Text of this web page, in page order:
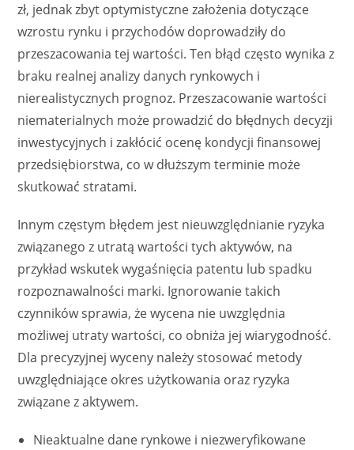
zł, jednak zbyt optymistyczne założenia dotyczące
wzrostu rynku i przychodów doprowadziły do
przeszacowania tej wartości. Ten błąd często wynika z
braku realnej analizy danych rynkowych i
nierealistycznych prognoz. Przeszacowanie wartości
niematerialnych może prowadzić do błędnych decyzji
inwestycyjnych i zakłócić ocenę kondycji finansowej
przedsiębiorstwa, co w dłuższym terminie może
skutkować stratami.
Innym częstym błędem jest nieuwzględnianie ryzyka
związanego z utratą wartości tych aktywów, na
przykład wskutek wygaśnięcia patentu lub spadku
rozpoznawalności marki. Ignorowanie takich
czynników sprawia, że wycena nie uwzględnia
możliwej utraty wartości, co obniża jej wiarygodność.
Dla precyzyjnej wyceny należy stosować metody
uwzględniające okres użytkowania oraz ryzyka
związane z aktywem.
Nieaktualne dane rynkowe i niezweryfikowane